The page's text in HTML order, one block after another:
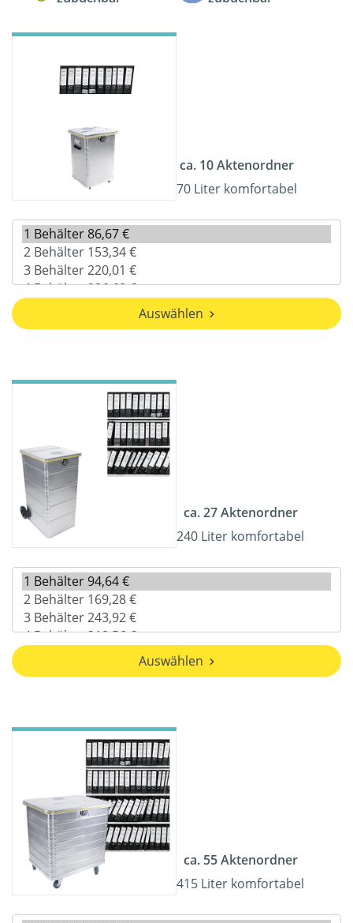
ca. 10 Aktenordner
70 Liter komfortabel
Auswählen
ca. 27 Aktenordner
240 Liter komfortabel
Auswählen
ca. 55 Aktenordner
415 Liter komfortabel